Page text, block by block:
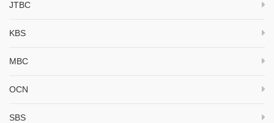
JTBC
KBS
MBC
OCN
SBS